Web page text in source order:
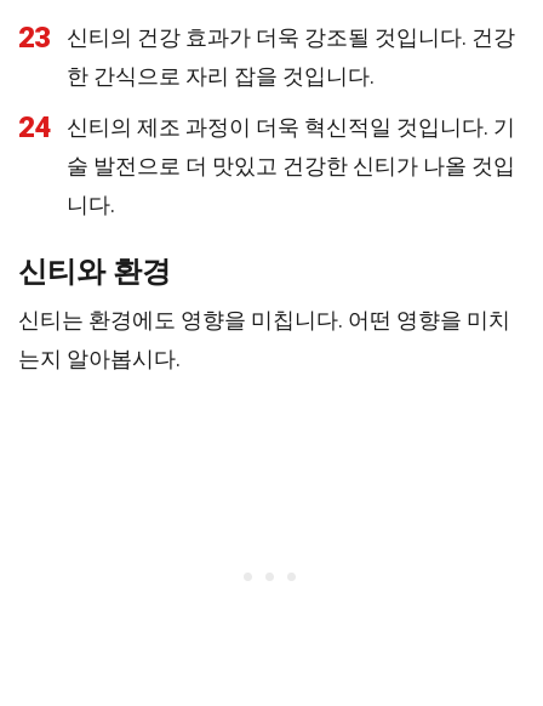
23
신티의 건강 효과가 더욱 강조될 것입니다. 건강
한 간식으로 자리 잡을 것입니다.
24
신티의 제조 과정이 더욱 혁신적일 것입니다. 기
술 발전으로 더 맛있고 건강한 신티가 나올 것입
니다.
신티와 환경
신티는 환경에도 영향을 미칩니다. 어떤 영향을 미치
는지 알아봅시다.